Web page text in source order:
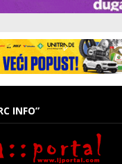
INFO”